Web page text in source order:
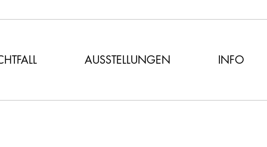
AUSSTELLUNGEN INFO